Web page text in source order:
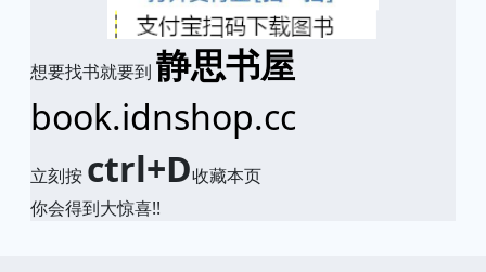
想要找书就要到 静思书屋
book.idnshop.cc
立刻按 ctrl+D收藏本页
你会得到大惊喜!!